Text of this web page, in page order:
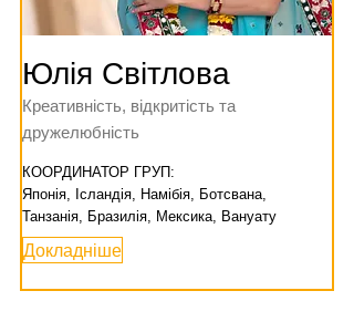
Юлія Світлова
Креативність, відкритість та
дружелюбність
КООРДИНАТОР ГРУП:
Японія, Ісландія, Намібія, Ботсвана,
Танзанія, Бразилія, Мексика, Вануату
Докладніше